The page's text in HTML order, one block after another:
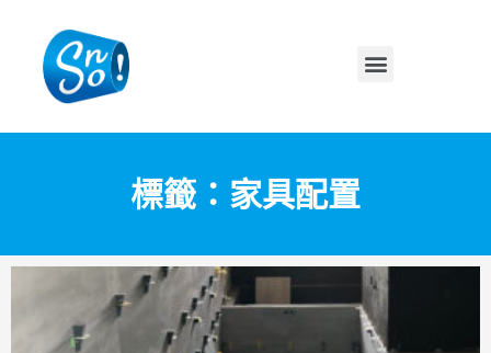
標籤：家具配置